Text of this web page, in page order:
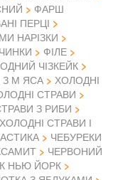
ФАРШ
ПЕРЦІ
НАРІЗКИ
ФІЛЕ
ЧІЗКЕЙК
З М ЯСА
ХОЛОДНІ
СТРАВИ
З РИБИ
ХОЛОДНІ СТРАВИ І
ЧЕБУРЕКИ
ЧЕРВОНИЙ
НЬЮ ЙОРК